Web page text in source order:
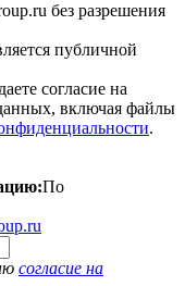
без разрешения
публичной
согласие на
включая файлы
.
По
согласие на